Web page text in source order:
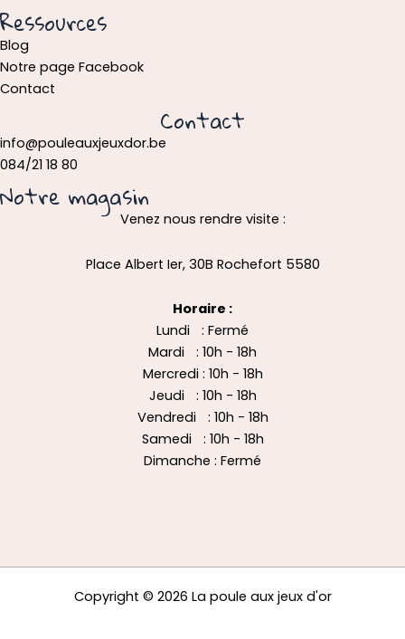
Ressources
Blog
Notre page Facebook
Contact
Contact
info@pouleauxjeuxdor.be
084/21 18 80
Notre magasin
Venez nous rendre visite :
Place Albert Ier, 30B Rochefort 5580
Horaire :
Lundi : Fermé
Mardi : 10h - 18h
Mercredi : 10h - 18h
Jeudi : 10h - 18h
Vendredi : 10h - 18h
Samedi : 10h - 18h
Dimanche : Fermé
Copyright © 2026 La poule aux jeux d'or